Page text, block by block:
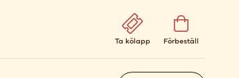
Ta kölapp Förbeställ